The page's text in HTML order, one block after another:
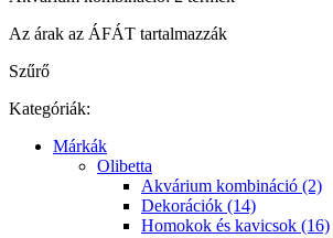
Az árak az ÁFÁT tartalmazzák
Szűrő
Kategóriák:
Márkák
Olibetta
Akvárium kombináció (2)
Dekorációk (14)
Homokok és kavicsok (16)